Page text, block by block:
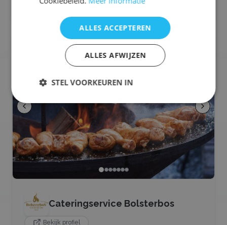
Cateringservice Bolsterbos
Bekijk profiel
ALLES ACCEPTEREN
ALLES AFWIJZEN
STEL VOORKEUREN IN